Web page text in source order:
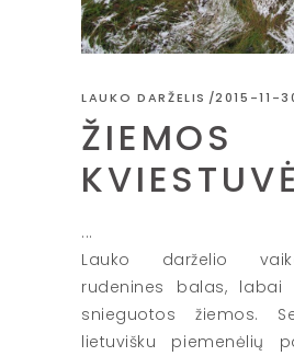
LAUKO DARŽELIS 2015-11-
ŽIEMOS
Lauko darželio
rudenines balas, labai
snieguotos žiemos.
lietuvišku piemenėlių